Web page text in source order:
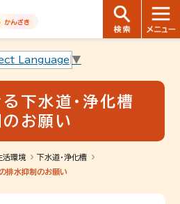
。
こまでです。
Language ▼
下水道・浄化槽
お願い
活環境
下水道・浄化槽
排水抑制のお願い